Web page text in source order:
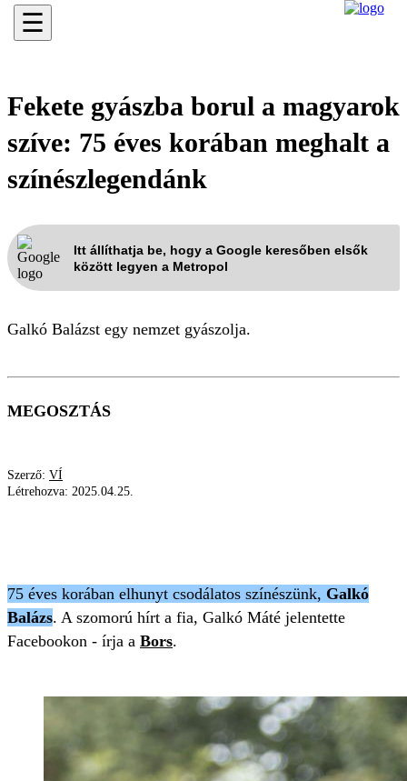
☰
Fekete gyászba borul a magyarok
szíve: 75 éves korában meghalt a
színészlegendánk
Itt állíthatja be, hogy a Google keresőben elsők
között legyen a Metropol
Galkó Balázst egy nemzet gyászolja.
MEGOSZTÁS
Szerző: VÍ
Létrehozva: 2025.04.25.
75 éves korában elhunyt csodálatos színészünk, Galkó
Balázs. A szomorú hírt a fia, Galkó Máté jelentette
Facebookon - írja a Bors.